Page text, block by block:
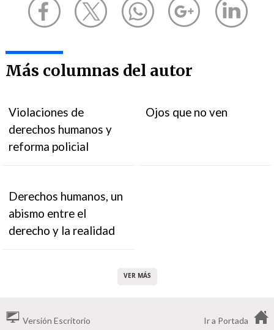
Más columnas del autor
Violaciones de
derechos humanos y
reforma policial
Ojos que no ven
Derechos humanos, un
abismo entre el
derecho y la realidad
VER MÁS
Versión Escritorio Ir a Portada